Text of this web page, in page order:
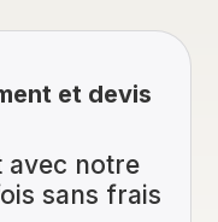
et devis
avec notre
sans frais